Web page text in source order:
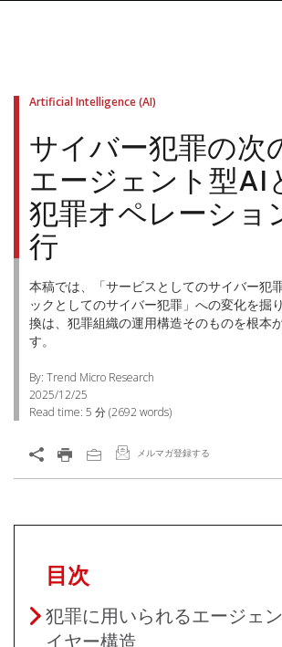
Artificial Intelligence (AI)
サイバー犯罪の次
エージェント型AI
犯罪オペレーショ
行
本稿では、「サービスとしてのサイバー犯
ックとしてのサイバー犯罪」への変化を掘
換は、犯罪組織の運用構造そのものを根本
す。
By: Trend Micro Research
2025/12/25
Read time: 5 分(2692words)
メルマガ登録する
目次
犯罪に用いられるエージェ
イヤー構造